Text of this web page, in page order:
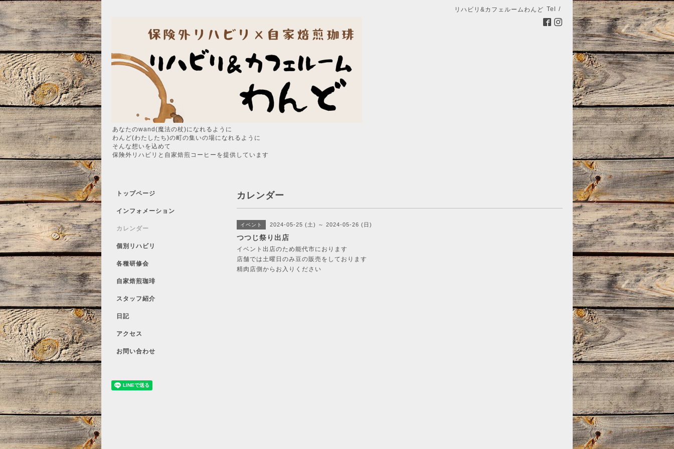
リハビリ&カフェルームわんど Tel /
あなたのwand(魔法の杖)になれるように
わんど(わたしたち)の町の集いの場になれるように
そんな想いを込めて
保険外リハビリと自家焙煎コーヒーを提供しています
カレンダー
イベント 2024-05-25 (土) ～ 2024-05-26 (日)
つつじ祭り出店
イベント出店のため能代市におります
店舗では土曜日のみ豆の販売をしております
精肉店側からお入りください
トップページ
インフォメーション
カレンダー
個別リハビリ
各種研修会
自家焙煎珈琲
スタッフ紹介
日記
アクセス
お問い合わせ